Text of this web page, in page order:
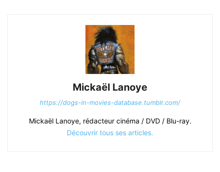
Mickaël Lanoye
https://dogs-in-movies-database.tumblr.com/
Mickaël Lanoye, rédacteur cinéma / DVD / Blu-ray.
Découvrir tous ses articles.